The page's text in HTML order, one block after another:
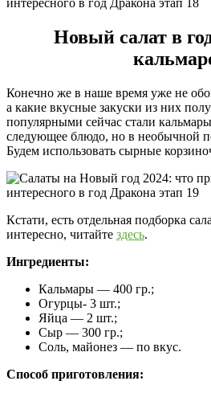
Новый салат в
Конечно же в наше время уже не
а какие вкусные закуски из них
популярными сейчас стали
следующее блюдо, но в необычной
Будем использовать сырные
Кстати, есть отдельная подборка
интересно, читайте здесь.
Ингредиенты:
Кальмары — 400 гр.;
Огурцы- 3 шт.;
Яйца — 2 шт.;
Сыр — 300 гр.;
Соль, майонез — по вкус.
Способ приготовления: